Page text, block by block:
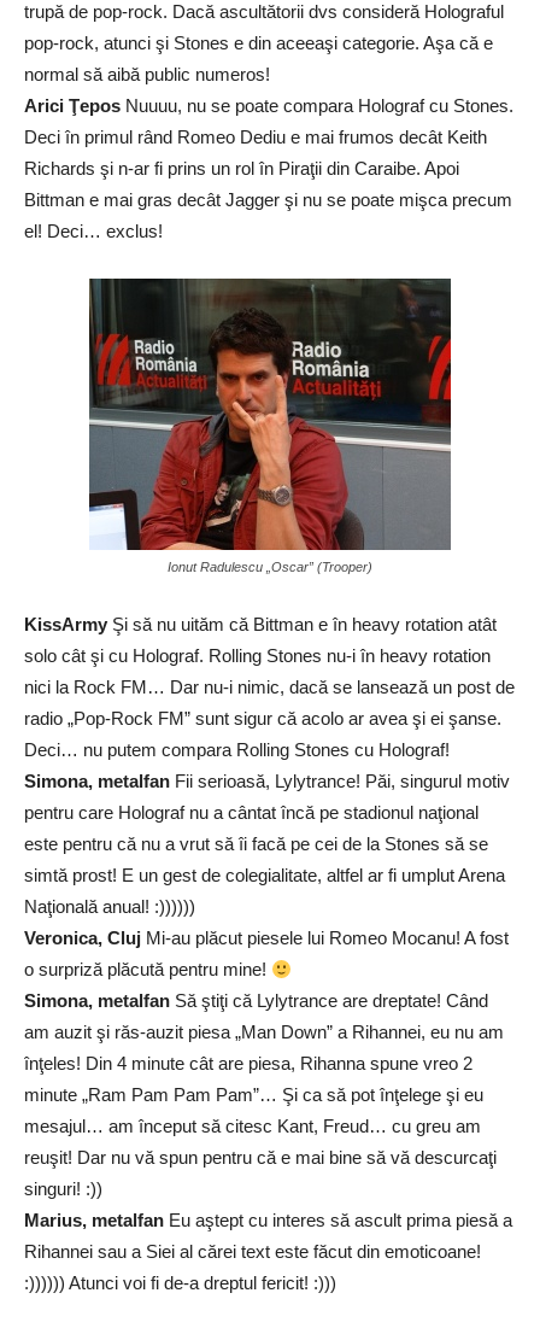
trupă de pop-rock. Dacă ascultătorii dvs consideră Holograful
pop-rock, atunci şi Stones e din aceeaşi categorie. Aşa că e
normal să aibă public numeros!
Arici Ţepos Nuuuu, nu se poate compara Holograf cu Stones.
Deci în primul rând Romeo Dediu e mai frumos decât Keith
Richards şi n-ar fi prins un rol în Piraţii din Caraibe. Apoi
Bittman e mai gras decât Jagger şi nu se poate mişca precum
el! Deci… exclus!
Ionut Radulescu „Oscar” (Trooper)
KissArmy Şi să nu uităm că Bittman e în heavy rotation atât
solo cât şi cu Holograf. Rolling Stones nu-i în heavy rotation
nici la Rock FM… Dar nu-i nimic, dacă se lansează un post de
radio „Pop-Rock FM” sunt sigur că acolo ar avea şi ei şanse.
Deci… nu putem compara Rolling Stones cu Holograf!
Simona, metalfan Fii serioasă, Lylytrance! Păi, singurul motiv
pentru care Holograf nu a cântat încă pe stadionul naţional
este pentru că nu a vrut să îi facă pe cei de la Stones să se
simtă prost! E un gest de colegialitate, altfel ar fi umplut Arena
Naţională anual! :))))))
Veronica, Cluj Mi-au plăcut piesele lui Romeo Mocanu! A fost
o surpriză plăcută pentru mine!
Simona, metalfan Să ştiţi că Lylytrance are dreptate! Când
am auzit şi răs-auzit piesa „Man Down” a Rihannei, eu nu am
înţeles! Din 4 minute cât are piesa, Rihanna spune vreo 2
minute „Ram Pam Pam Pam”… Şi ca să pot înţelege şi eu
mesajul… am început să citesc Kant, Freud… cu greu am
reuşit! Dar nu vă spun pentru că e mai bine să vă descurcaţi
singuri! :))
Marius, metalfan Eu aştept cu interes să ascult prima piesă a
Rihannei sau a Siei al cărei text este făcut din emoticoane!
:)))))) Atunci voi fi de-a dreptul fericit! :)))